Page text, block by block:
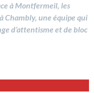
à Montfermeil, les
Chambly, une équipe qui
d’attentisme et de bloc